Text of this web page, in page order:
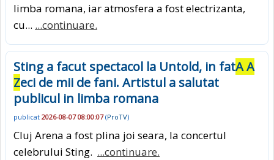
limba romana, iar atmosfera a fost electrizanta,
cu... ...continuare.
Sting a facut spectacol la Untold, in fatA A
Zeci de mii de fani. Artistul a salutat
publicul in limba romana
publicat 2026-08-07 08:00:07(ProTV)
Cluj Arena a fost plina joi seara, la concertul
celebrului Sting. ...continuare.